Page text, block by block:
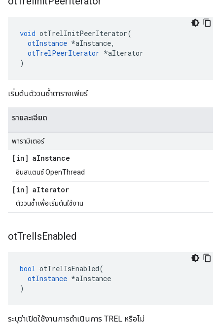
void otTrelInitPeerIterator(
otInstance *aInstance,
otTrelPeerIterator *aIterator
)
เริ่มต้นตัววนซ้ำตารางเพียร์
รายละเอียด
พารามิเตอร์
[in] aInstance
อินสแตนซ์ OpenThread
[in] aIterator
ตัววนซ้ำเพื่อเริ่มต้นใช้งาน
otTrelIsEnabled
bool otTrelIsEnabled(
otInstance *aInstance
)
ระบุว่าเปิดใช้งานการดำเนินการ TREL หรือไม่